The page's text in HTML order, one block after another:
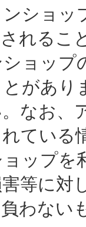
ショッ
れるこ
ョップ
があり
なお、
ている
ップを
等に対
わない